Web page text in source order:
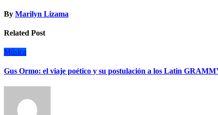
By Marilyn Lizama
Related Post
Música
Gus Ormo: el viaje poético y su postulación a los Latin